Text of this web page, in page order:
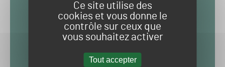
Ce site utilise des
cookies et vous donne le
contrôle sur ceux que
vous souhaitez activer
Tout accepter